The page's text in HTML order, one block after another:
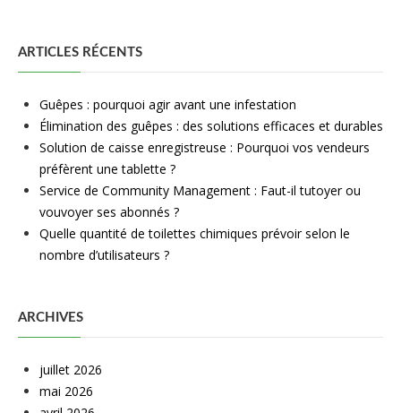
ARTICLES RÉCENTS
Guêpes : pourquoi agir avant une infestation
Élimination des guêpes : des solutions efficaces et durables
Solution de caisse enregistreuse : Pourquoi vos vendeurs
préfèrent une tablette ?
Service de Community Management : Faut-il tutoyer ou
vouvoyer ses abonnés ?
Quelle quantité de toilettes chimiques prévoir selon le
nombre d’utilisateurs ?
ARCHIVES
juillet 2026
mai 2026